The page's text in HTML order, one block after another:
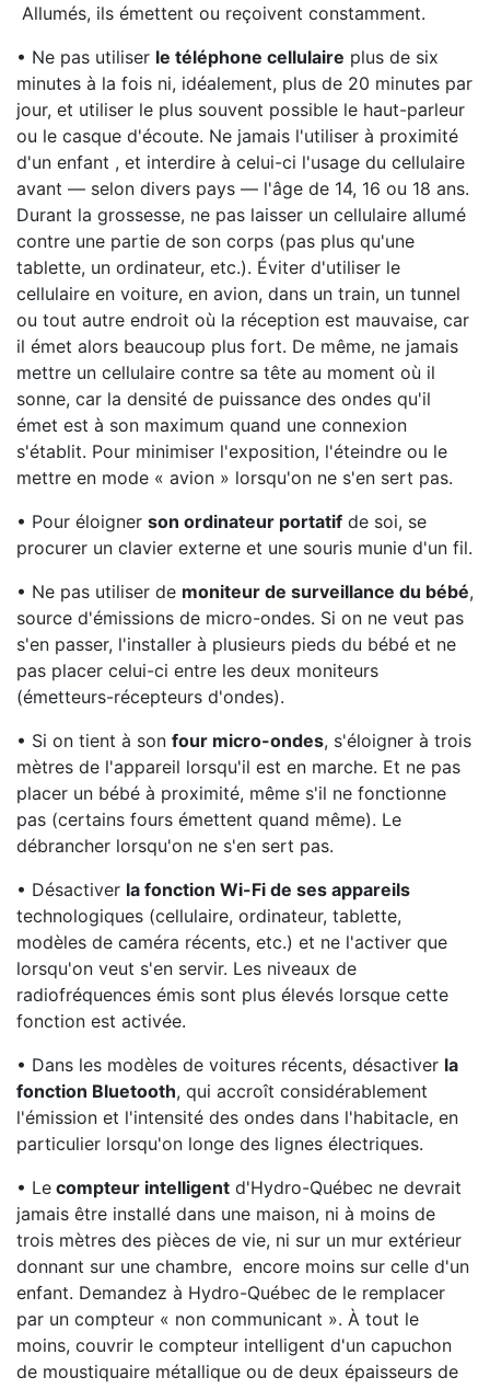
Allumés, ils émettent ou reçoivent constamment.
• Ne pas utiliser le téléphone cellulaire plus de six
minutes à la fois ni, idéalement, plus de 20 minutes par
jour, et utiliser le plus souvent possible le haut-parleur
ou le casque d'écoute. Ne jamais l'utiliser à proximité
d'un enfant , et interdire à celui-ci l'usage du cellulaire
avant — selon divers pays — l'âge de 14, 16 ou 18 ans.
Durant la grossesse, ne pas laisser un cellulaire allumé
contre une partie de son corps (pas plus qu'une
tablette, un ordinateur, etc.). Éviter d'utiliser le
cellulaire en voiture, en avion, dans un train, un tunnel
ou tout autre endroit où la réception est mauvaise, car
il émet alors beaucoup plus fort. De même, ne jamais
mettre un cellulaire contre sa tête au moment où il
sonne, car la densité de puissance des ondes qu'il
émet est à son maximum quand une connexion
s'établit. Pour minimiser l'exposition, l'éteindre ou le
mettre en mode « avion » lorsqu'on ne s'en sert pas.
• Pour éloigner son ordinateur portatif de soi, se
procurer un clavier externe et une souris munie d'un fil.
• Ne pas utiliser de moniteur de surveillance du bébé,
source d'émissions de micro-ondes. Si on ne veut pas
s'en passer, l'installer à plusieurs pieds du bébé et ne
pas placer celui-ci entre les deux moniteurs
(émetteurs-récepteurs d'ondes).
• Si on tient à son four micro-ondes, s'éloigner à trois
mètres de l'appareil lorsqu'il est en marche. Et ne pas
placer un bébé à proximité, même s'il ne fonctionne
pas (certains fours émettent quand même). Le
débrancher lorsqu'on ne s'en sert pas.
• Désactiver la fonction Wi-Fi de ses appareils
technologiques (cellulaire, ordinateur, tablette,
modèles de caméra récents, etc.) et ne l'activer que
lorsqu'on veut s'en servir. Les niveaux de
radiofréquences émis sont plus élevés lorsque cette
fonction est activée.
• Dans les modèles de voitures récents, désactiver la
fonction Bluetooth, qui accroît considérablement
l'émission et l'intensité des ondes dans l'habitacle, en
particulier lorsqu'on longe des lignes électriques.
• Le compteur intelligent d'Hydro-Québec ne devrait
jamais être installé dans une maison, ni à moins de
trois mètres des pièces de vie, ni sur un mur extérieur
donnant sur une chambre, encore moins sur celle d'un
enfant. Demandez à Hydro-Québec de le remplacer
par un compteur « non communicant ». À tout le
moins, couvrir le compteur intelligent d'un capuchon
de moustiquaire métallique ou de deux épaisseurs de